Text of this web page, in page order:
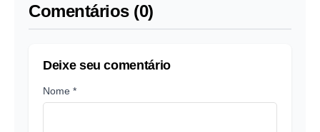
Comentários (0)
Deixe seu comentário
Nome *